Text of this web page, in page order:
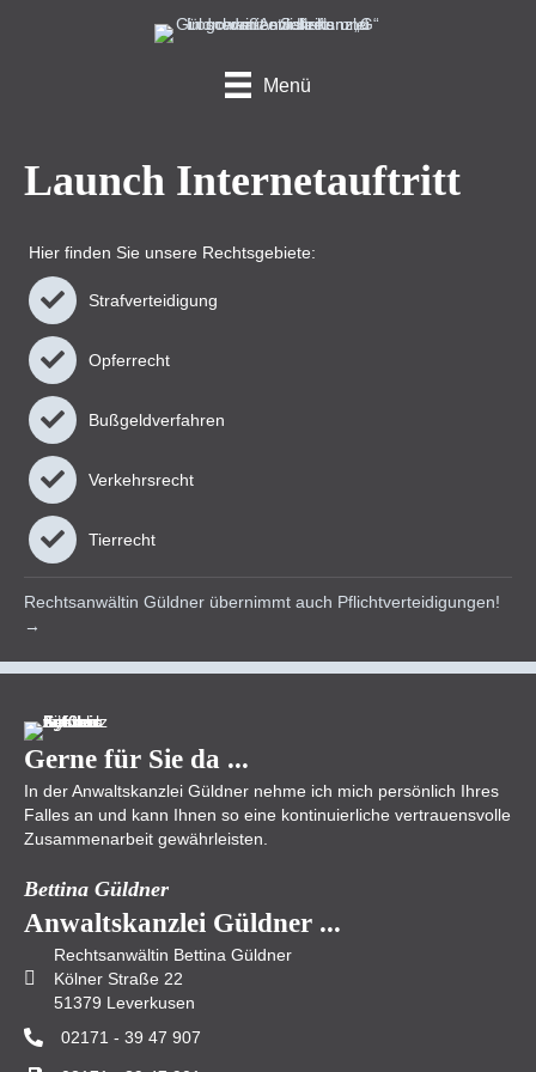
Menü
Launch Internetauftritt
Hier finden Sie unsere Rechtsgebiete:
Straf­verteidigung
Opfer­recht
Bußgeld­verfahren
Verkehrs­recht
Tier­recht
Rechts­anwältin Güldner übernimmt auch Pflicht­verteidigungen!
→
Gerne für Sie da ...
In der Anwaltskanzlei Güldner nehme ich mich persönlich Ihres
Falles an und kann Ihnen so eine kontinuierliche vertrauensvolle
Zusammenarbeit gewährleisten.
Bettina Güldner
Anwaltskanzlei Güldner ...
Rechtsanwältin Bettina Güldner
Kölner Straße 22
51379 Leverkusen
02171 - 39 47 907